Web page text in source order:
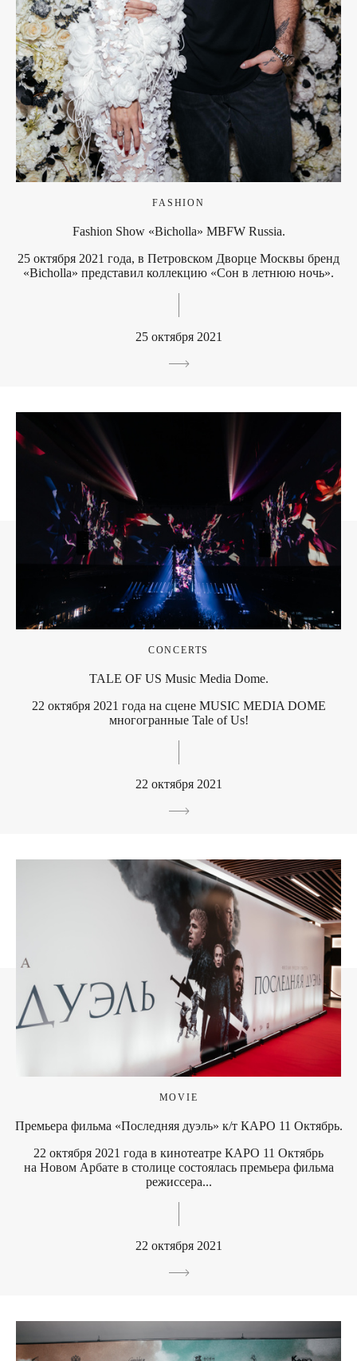
FASHION
Fashion Show «Bicholla» MBFW Russia.
25 октября 2021 года, в Петровском Дворце Москвы бренд
«Bicholla» представил коллекцию «Сон в летнюю ночь».
25 октября 2021
CONCERTS
TALE OF US Music Media Dome.
22 октября 2021 года на сцене MUSIC MEDIA DOME
многогранные Tale of Us!
22 октября 2021
MOVIE
Премьера фильма «Последняя дуэль» к/т КАРО 11 Октябрь.
22 октября 2021 года в кинотеатре КАРО 11 Октябрь
на Новом Арбате в столице состоялась премьера фильма
режиссера...
22 октября 2021